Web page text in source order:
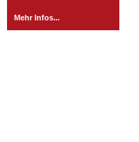
Mehr Infos...